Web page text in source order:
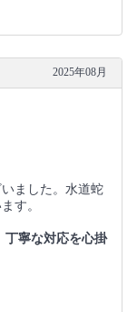
2025年08月
ました。水道蛇
す。
丁寧な対応を心掛